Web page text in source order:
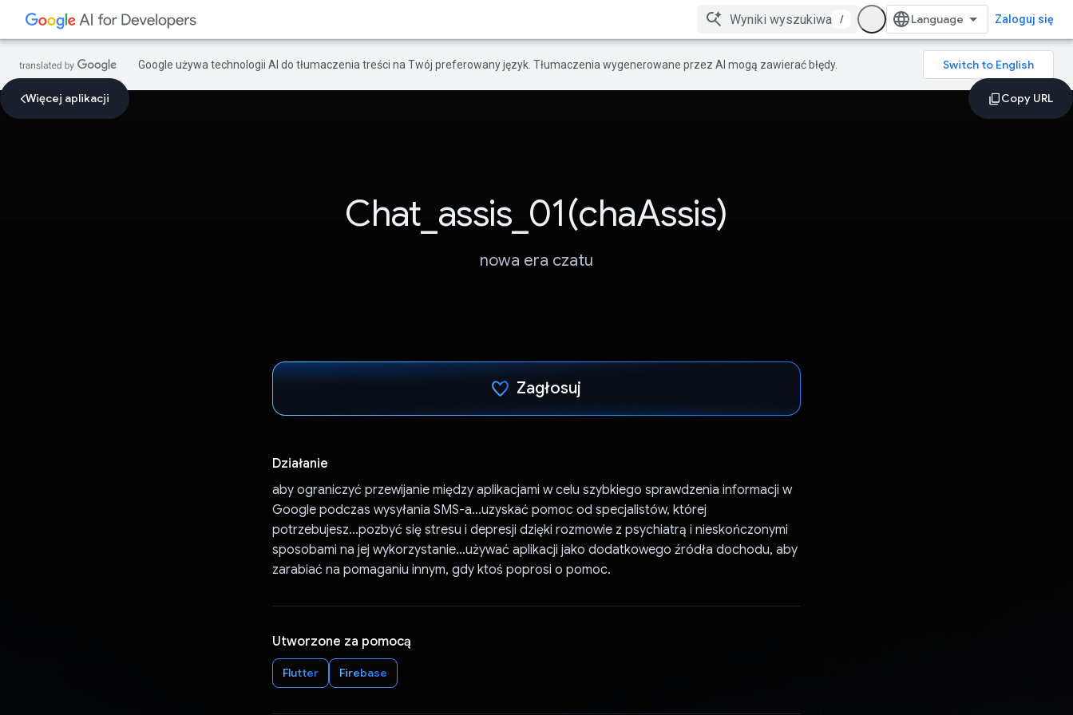
/ Zaloguj się
Google używa technologii AI do tłumaczenia treści na Twój preferowany język. Tłumaczenia wygenerowane przez AI mogą zawierać błędy.
Więcej aplikacji
Chat_assis_01(chaAssis)
nowa era czatu
Zagłosuj
Działanie
aby ograniczyć przewijanie między aplikacjami w celu szybkiego sprawdzenia informacji w
Google podczas wysyłania SMS-a...uzyskać pomoc od specjalistów, której
potrzebujesz...pozbyć się stresu i depresji dzięki rozmowie z psychiatrą i nieskończonymi
sposobami na jej wykorzystanie...używać aplikacji jako dodatkowego źródła dochodu, aby
zarabiać na pomaganiu innym, gdy ktoś poprosi o pomoc.
Utworzone za pomocą
Flutter Firebase